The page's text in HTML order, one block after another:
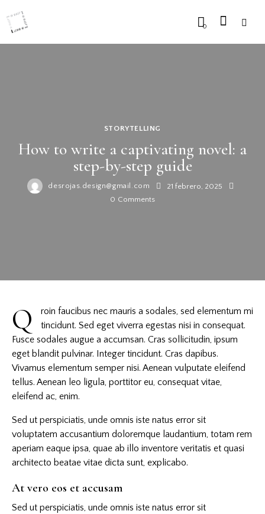
0
STORYTELLING
How to write a captivating novel: a
step-by-step guide
desrojas.design@gmail.com
21 febrero, 2025
0 Comments
Q
roin faucibus nec mauris a sodales, sed elementum mi
tincidunt. Sed eget viverra egestas nisi in consequat.
Fusce sodales augue a accumsan. Cras sollicitudin, ipsum
eget blandit pulvinar. Integer tincidunt. Cras dapibus.
Vivamus elementum semper nisi. Aenean vulputate eleifend
tellus. Aenean leo ligula, porttitor eu, consequat vitae,
eleifend ac, enim.
Sed ut perspiciatis, unde omnis iste natus error sit
voluptatem accusantium doloremque laudantium, totam rem
aperiam eaque ipsa, quae ab illo inventore veritatis et quasi
architecto beatae vitae dicta sunt, explicabo.
At vero eos et accusam
Sed ut perspiciatis, unde omnis iste natus error sit